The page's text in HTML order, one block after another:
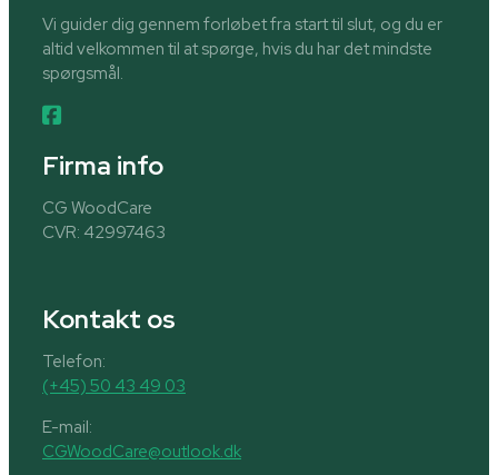
Vi guider dig gennem forløbet fra start til slut, og du er
altid velkommen til at spørge, hvis du har det mindste
spørgsmål.
Firma info
CG WoodCare
CVR: 42997463
Kontakt os
Telefon:
(+45) 50 43 49 03
E-mail:
CGWoodCare@outlook.dk